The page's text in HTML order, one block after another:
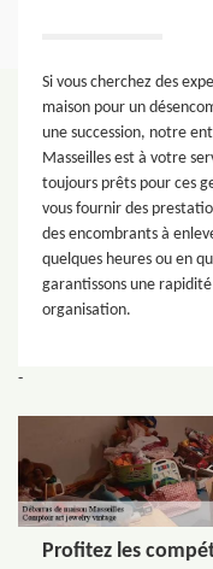
Si vous cherchez des
maison pour un
une succession, notre
Masseilles est à votre
toujours prêts pour ces
vous fournir des
des encombrants à
quelques heures ou en
garantissons une
organisation.
-
Profitez les